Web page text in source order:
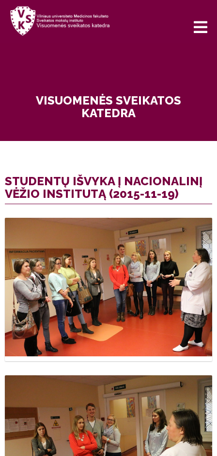
VISUOMENĖS SVEIKATOS
KATEDRA
STUDENTŲ IŠVYKA Į NACIONALINĮ
VĖŽIO INSTITUTĄ (2015-11-19)